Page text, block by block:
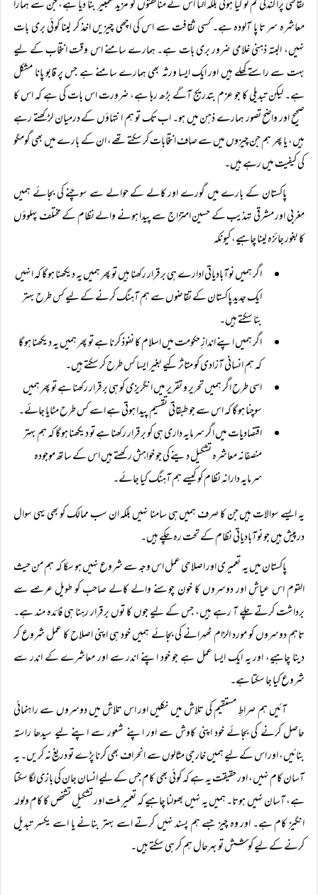
ثقافتی پراگندگی کم تو کیا ہوتی بلکہ الٹا اس نے منافقتوں کو مزید گھمبیر بنا دیا ہے، جن سے ہمارا
معاشرہ سر تا پا آلودہ ہے۔ کسی ثقافت سے اس کی اچھی چیزیں اخذ کر لینا کوئی بری بات
نہیں، البتہ ذہنی غلامی ضرور بری بات ہے۔ ہمارے سامنے اس وقت انتخاب کے لیے
بہت سے راستے کھلے ہیں اور ایک ایسا ورثہ بھی ہمارے سامنے ہے جس پر قابو پانا مشکل
ہے۔ لیکن تبدیلی کا جو عزم بتدریج آگے بڑھ رہا ہے، ضرورت اس بات کی ہے کہ اس کا
صحیح اور واضح تصور ہمارے ذہن میں ہو۔ اب تک تو ہم انتہاؤں کے درمیان لڑکھتے رہے
ہیں، یا پھر ہم جن چیزوں میں سے صاف انتخابات کر سکتے تھے، ان کے بارے میں بھی گومگو
کی کیفیت میں رہے ہیں۔
پاکستان کے بارے میں گورے اور کالے کے حوالے سے سوچنے کی بجائے ہمیں
مغربی اور مشرقی تہذیب کے حسین امتزاج سے پیدا ہونے والے نظام کے مختلف پہلوؤں
کا بغور جائزہ لینا چاہیے، کیونکہ
اگر ہمیں نوآبادیاتی ادارے ہی برقرار رکھنا ہیں تو پھر ہمیں یہ دیکھنا ہو گا کہ انہیں
ایک جدید پاکستان کے تقاضوں سے ہم آہنگ کرنے کے لیے کس طرح بہتر
بنا سکتے ہیں۔
اگر ہمیں اپنے اندازِ حکومت میں اسلام کا نفوذ کرنا ہے تو پھر ہمیں یہ دیکھنا ہو گا
کہ ہم انسانی آزادی کو متاثر کیے بغیر ایسا کس طرح کر سکتے ہیں۔
اسی طرح اگر ہمیں تحریر و تقریر میں انگریزی کو ہی برقرار رکھنا ہے تو پھر ہمیں
سوچنا ہو گا کہ اس سے جو طبقاتی تقسیم پیدا ہوتی ہے اسے کس طرح مٹایا جائے۔
اقتصادیات میں اگر سرمایہ داری ہی کو برقرار رکھنا ہے تو دیکھنا ہو گا کہ ہم بہتر
منصفانہ معاشرہ تشکیل دینے کی جو خواہش رکھتے ہیں اس کے ساتھ موجودہ
سرمایہ دارانہ نظام کو کیسے ہم آہنگ کیا جائے۔
یہ ایسے سوالات ہیں جن کا صرف ہمیں ہی سامنا نہیں بلکہ ان سب ممالک کو بھی یہی سوال
درپیش ہیں جو نوآبادیاتی نظام کے تحت رہ چکے ہیں۔
پاکستان میں یہ تعمیری اور اصلاحی عمل اس وجہ سے شروع نہیں ہو سکا کہ ہم من حیث
القوم اس عیاش اور دوسروں کا خون چوسنے والے کالے صاحب کو طویل عرصے سے
برداشت کرتے چلے آ رہے ہیں، جس کے لیے جوں کا توں برقرار رہنا ہی فائدہ مند ہے۔
تاہم دوسروں کو مورد الزام ٹھہرانے کی بجائے ہمیں خود ہی اپنی اصلاح کا عمل شروع کر
دینا چاہیے، اور یہ ایک ایسا عمل ہے جو خود اپنے اندر سے اور معاشرے کے اندر سے
شروع کیا جا سکتا ہے۔
آئیں ہم صراطِ مستقیم کی تلاش میں نکلیں اور اس تلاش میں دوسروں سے راہنمائی
حاصل کرنے کی بجائے خود اپنی کاوش سے اور اپنے شعور سے اپنے لیے سیدھا راستہ
بنائیں، اور اس کے لیے ہمیں خارجی مثالوں سے انحراف بھی کرنا پڑے تو دریغ نہ کریں۔ یہ
آسان کام نہیں، اور حقیقت یہ ہے کہ کوئی بھی کام جس کے لیے انسان جان کی بازی لگا سکتا
ہے، آسان نہیں ہوتا۔ ہمیں یہ نہیں بھولنا چاہیے کہ تعمیرِ ملت اور تشکیلِ تشخص کا کام ولولہ
انگیز کام ہے۔ اور وہ چیز جسے ہم پسند نہیں کرتے اسے بہتر بنانے یا اسے یکسر تبدیل
کرنے کے لیے کوشش تو بہرحال ہم کر ہی سکتے ہیں۔